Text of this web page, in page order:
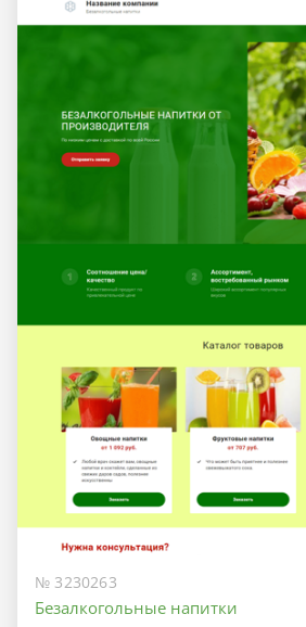
№ 3230263
Безалкогольные напитки